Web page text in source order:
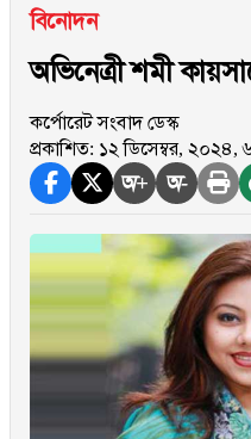
বিনোদন
অভিনেত্রী শমী
কর্পোরেট সংবাদ ডেস্ক
প্রকাশিত: ১২ ডিসেম্বর, ২০২৪,
অ+ অ-